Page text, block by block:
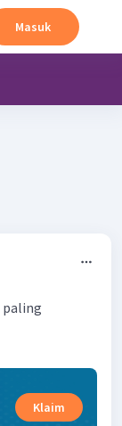
Masuk
paling
Klaim